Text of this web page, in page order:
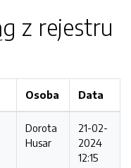
z rejestru
Osoba Data
Dorota
Husar
21-02-
2024
12:15